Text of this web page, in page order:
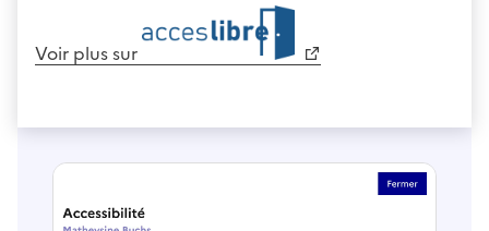
Voir plus sur